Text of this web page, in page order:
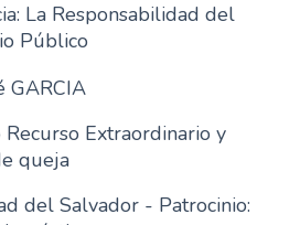
La Responsabilidad del
Público
GARCIA
Recurso Extraordinario y
queja
del Salvador - Patrocinio: